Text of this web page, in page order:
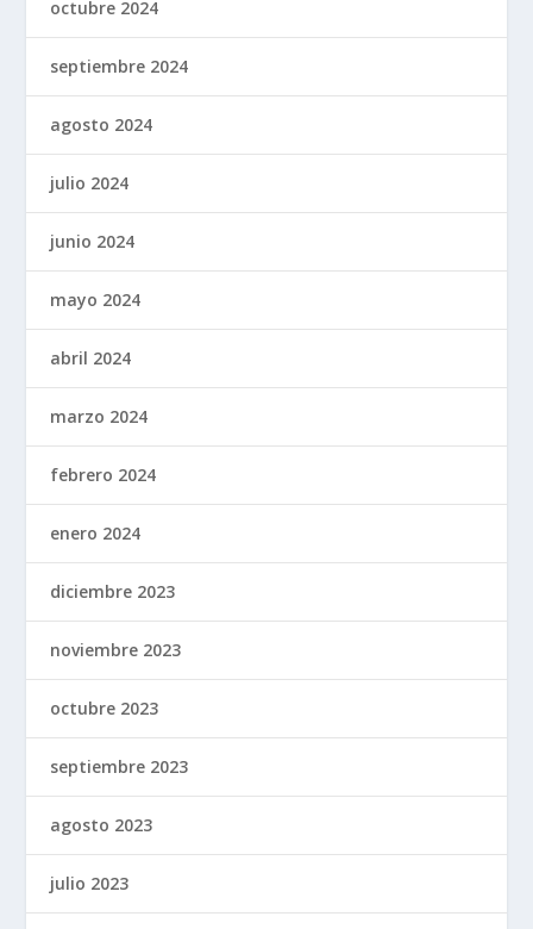
octubre 2024
septiembre 2024
agosto 2024
julio 2024
junio 2024
mayo 2024
abril 2024
marzo 2024
febrero 2024
enero 2024
diciembre 2023
noviembre 2023
octubre 2023
septiembre 2023
agosto 2023
julio 2023